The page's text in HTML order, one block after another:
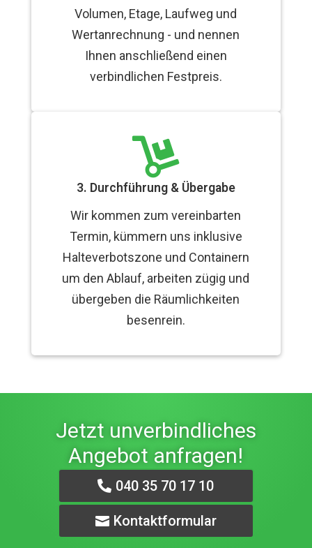
Volumen, Etage, Laufweg und
Wertanrechnung - und nennen
Ihnen anschließend einen
verbindlichen Festpreis.

3. Durchführung & Übergabe
Wir kommen zum vereinbarten
Termin, kümmern uns inklusive
Halteverbotszone und Containern
um den Ablauf, arbeiten zügig und
übergeben die Räumlichkeiten
besenrein.
Jetzt unverbindliches
Angebot anfragen!
040 35 70 17 10
Kontaktformular